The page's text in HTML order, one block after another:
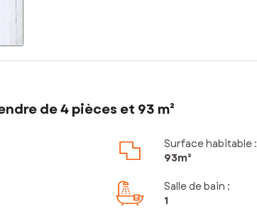
de 4 pièces et 93 m²
Surface habitable :
93m²
Salle de bain :
1